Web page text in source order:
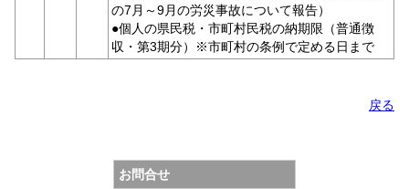
の7月～9月の労災事故について報告）
●個人の県民税・市町村民税の納期限（普通徴
収・第3期分）※市町村の条例で定める日まで
戻る
お問合せ